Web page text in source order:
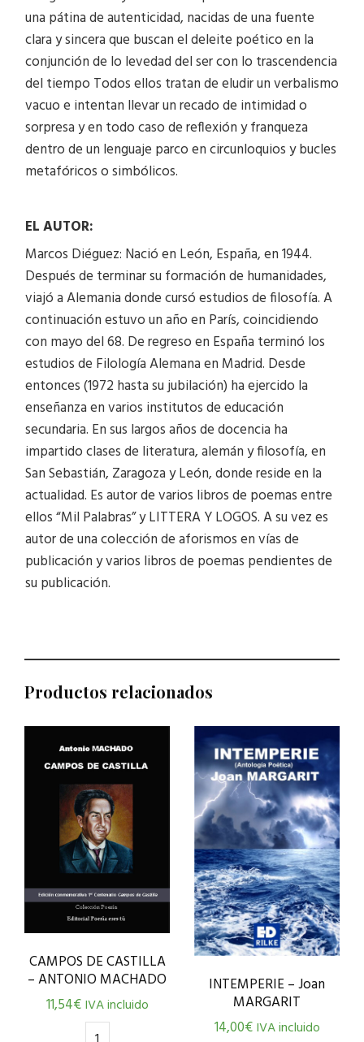
una pátina de autenticidad, nacidas de una fuente
clara y sincera que buscan el deleite poético en la
conjunción de lo levedad del ser con lo trascendencia
del tiempo Todos ellos tratan de eludir un verbalismo
vacuo e intentan llevar un recado de intimidad o
sorpresa y en todo caso de reflexión y franqueza
dentro de un lenguaje parco en circunloquios y bucles
metafóricos o simbólicos.
EL AUTOR:
Marcos Diéguez: Nació en León, España, en 1944.
Después de terminar su formación de humanidades,
viajó a Alemania donde cursó estudios de filosofía. A
continuación estuvo un año en París, coincidiendo
con mayo del 68. De regreso en España terminó los
estudios de Filología Alemana en Madrid. Desde
entonces (1972 hasta su jubilación) ha ejercido la
enseñanza en varios institutos de educación
secundaria. En sus largos años de docencia ha
impartido clases de literatura, alemán y filosofía, en
San Sebastián, Zaragoza y León, donde reside en la
actualidad. Es autor de varios libros de poemas entre
ellos “Mil Palabras” y LITTERA Y LOGOS. A su vez es
autor de una colección de aforismos en vías de
publicación y varios libros de poemas pendientes de
su publicación.
Productos relacionados
CAMPOS DE CASTILLA
– ANTONIO MACHADO
11,54€ IVA incluido
INTEMPERIE – Joan
MARGARIT
14,00€ IVA incluido